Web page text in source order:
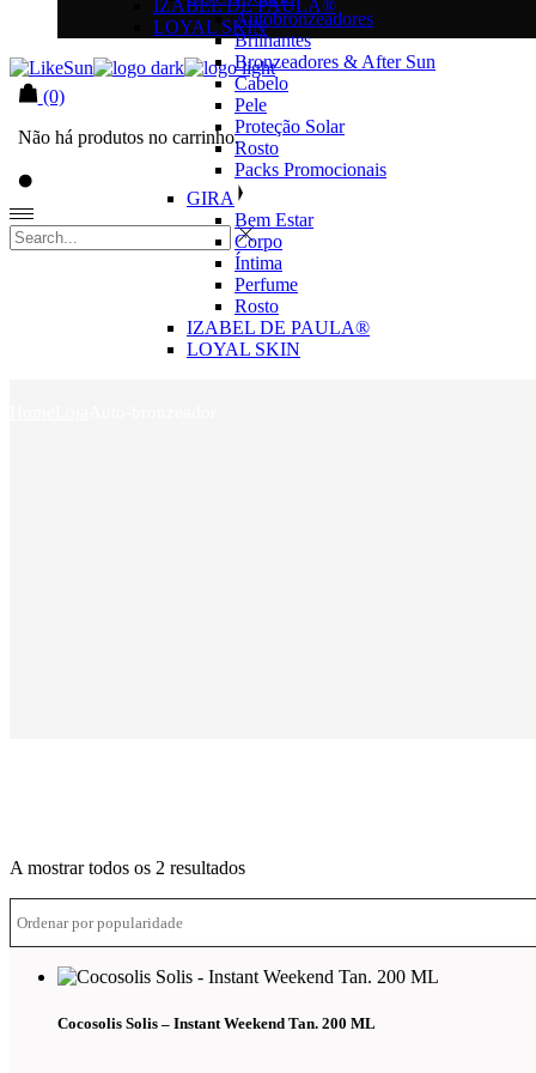
IZABEL DE PAULA®
LOYAL SKIN
(0)
Não há produtos no carrinho.
Autobronzeadores
Brilhantes
Bronzeadores & After Sun
Cabelo
Pele
Proteção Solar
Rosto
Packs Promocionais
GIRA
Bem Estar
Corpo
Íntima
Perfume
Rosto
IZABEL DE PAULA®
LOYAL SKIN
A mostrar todos os 2 resultadosOrdenado
classificação
Cocosolis Solis – Instant Weekend Tan. 200 ML